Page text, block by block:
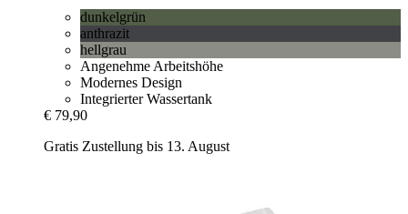
dunkelgrün
anthrazit
hellgrau
Angenehme Arbeitshöhe
Modernes Design
Integrierter Wassertank
€ 79,90
Gratis Zustellung bis 13. August